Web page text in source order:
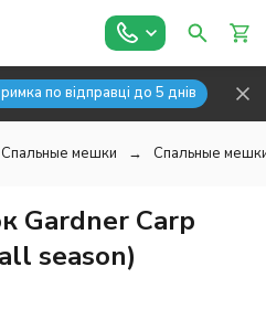
по відправці до 5 днів
Спальные мешки Спальные
Gardner Carp
season)